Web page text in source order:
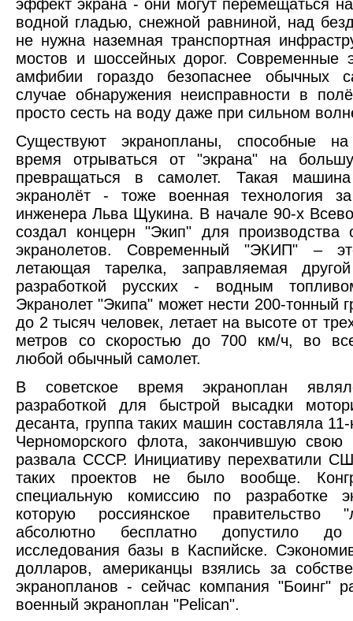
эффект экрана - они могут перемещаться
водной гладью, снежной равниной, над
не нужна наземная транспортная
мостов и шоссейных дорог. Современные
амфибии гораздо безопаснее обычных
случае обнаружения неисправности в
просто сесть на воду даже при сильном
Существуют экранопланы, способные на
время отрываться от "экрана" на
превращаться в самолет. Такая машина
экранолёт - тоже военная технология
инженера Льва Щукина. В начале 90-х
создал концерн "Экип" для производства
экранолетов. Современный "ЭКИП" –
летающая тарелка, заправляемая
разработкой русских - водным
Экранолет "Экипа" может нести 200-тонный
до 2 тысяч человек, летает на высоте от
метров со скоростью до 700 км/ч, во
любой обычный самолет.
В советское время экраноплан
разработкой для быстрой высадки
десанта, группа таких машин составляла
Черноморского флота, закончившую свою
развала СССР. Инициативу перехватили
таких проектов не было вообще.
специальную комиссию по разработке
которую россиянское правительство
абсолютно бесплатно допустило до
исследования базы в Каспийске.
долларов, американцы взялись за
экранопланов - сейчас компания "Боинг"
военный экраноплан "Pelican".